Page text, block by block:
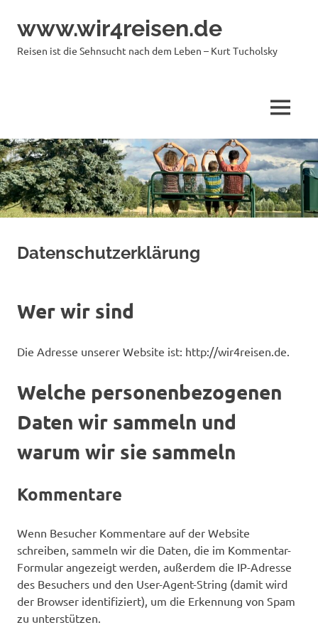
Inhaltwww.wir4reisen.de
Reisen ist die Sehnsucht nach dem Leben – Kurt Tucholsky
MENÜ
Datenschutzerklärung
Wer wir sind
Die Adresse unserer Website ist: http://wir4reisen.de.
Welche personenbezogenen
Daten wir sammeln und
warum wir sie sammeln
Kommentare
Wenn Besucher Kommentare auf der Website
schreiben, sammeln wir die Daten, die im Kommentar-
Formular angezeigt werden, außerdem die IP-Adresse
des Besuchers und den User-Agent-String (damit wird
der Browser identifiziert), um die Erkennung von Spam
zu unterstützen.